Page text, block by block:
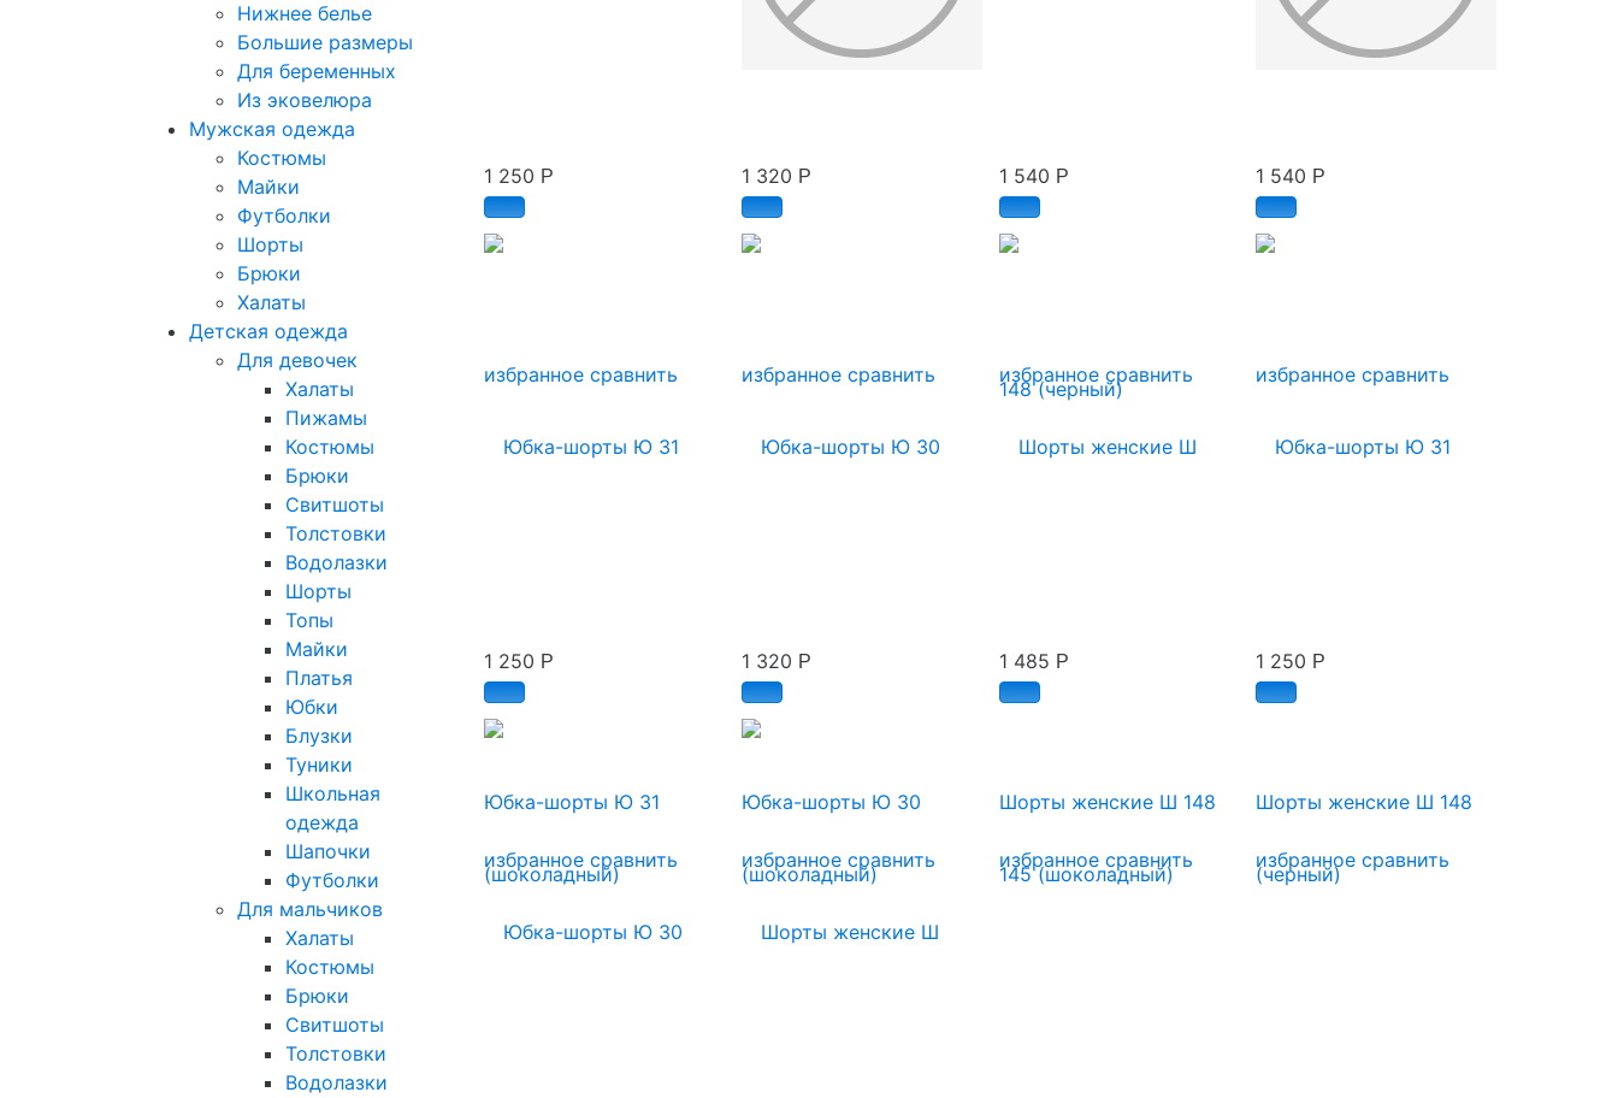
Нижнее белье
Большие размеры
Для беременных
Из эковелюра
Мужская одежда
Костюмы
Майки
Футболки
Шорты
Брюки
Халаты
Детская одежда
Для девочек
Халаты
Пижамы
Костюмы
Брюки
Свитшоты
Толстовки
Водолазки
Шорты
Топы
Майки
Платья
Юбки
Блузки
Туники
Школьная
одежда
Шапочки
Футболки
Для мальчиков
Халаты
Костюмы
Брюки
Свитшоты
Толстовки
Водолазки
избранное сравнить
Юбка-шорты Ю 31
1 250 Р
избранное сравнить
Юбка-шорты Ю 30
1 320 Р
избранное сравнить
Шорты женские Ш 148
1 540 Р
избранное сравнить
Шорты женские Ш 148
1 540 Р
избранное сравнить
1 250 Р
избранное сравнить
1 320 Р
избранное сравнить
1 485 Р
избранное сравнить
1 250 Р